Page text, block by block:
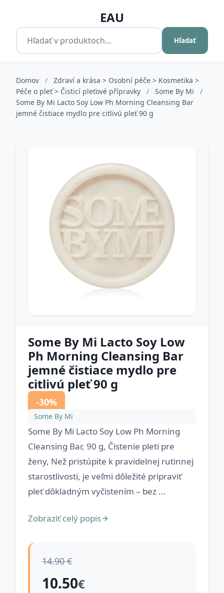
EAU
Hľadať
Domov /
Zdraví a krása > Osobní péče > Kosmetika >
Péče o pleť > Čisticí pleťové přípravky
/ Some By Mi
/
Some By Mi Lacto Soy Low Ph Morning Cleansing Bar
jemné čistiace mydlo pre citlivú pleť 90 g
Some By Mi Lacto Soy Low
Ph Morning Cleansing Bar
jemné čistiace mydlo pre
citlivú pleť 90 g
-30%
Some By Mi
Some By Mi Lacto Soy Low Ph Morning
Cleansing Bar, 90 g, Čistenie pleti pre
ženy, Než pristúpite k pravidelnej rutinnej
starostlivosti, je veľmi dôležité pripraviť
pleť dôkladným vyčistením – bez ...
Zobraziť celý popis
14.90 €
10.50€